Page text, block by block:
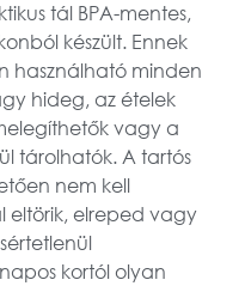
tál BPA-mentes,
készült. Ennek
használható minden
hideg, az ételek
vagy a
tárolhatók. A tartós
nem kell
elreped vagy
kortól olyan